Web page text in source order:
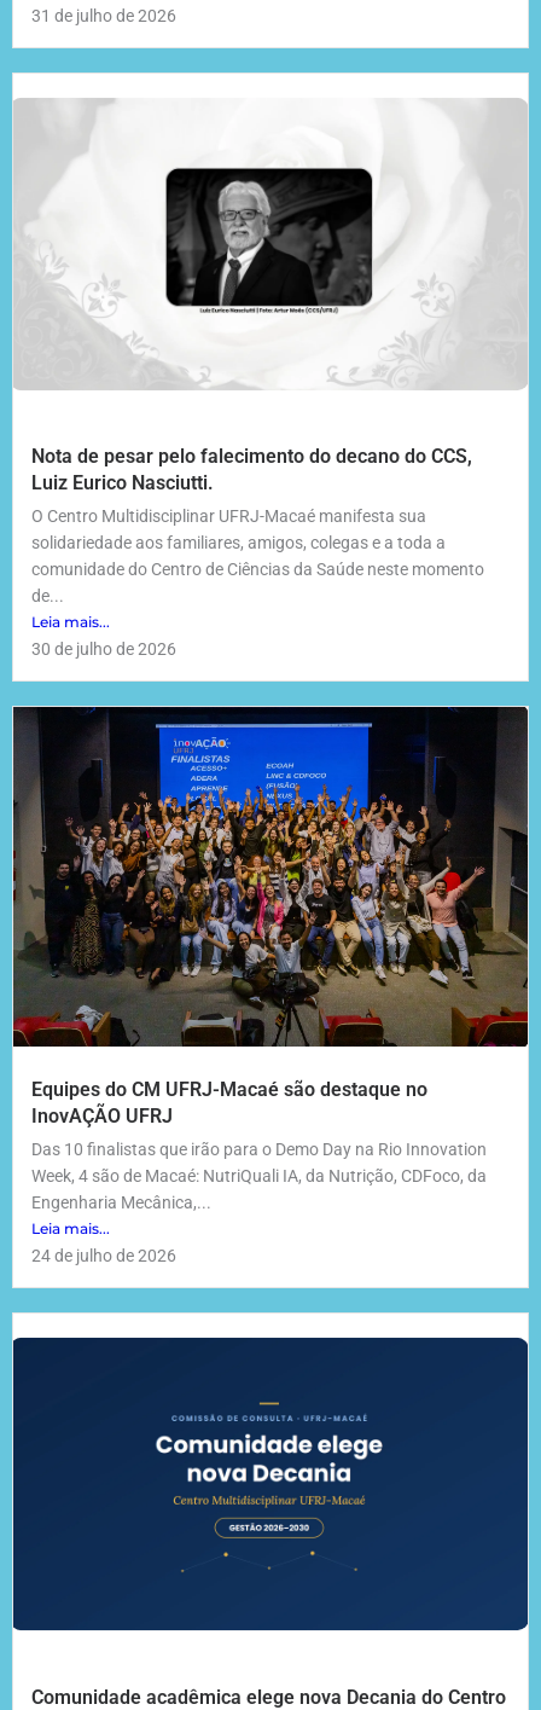
31 de julho de 2026
Nota de pesar pelo falecimento do decano do CCS,
Luiz Eurico Nasciutti.
O Centro Multidisciplinar UFRJ-Macaé manifesta sua
solidariedade aos familiares, amigos, colegas e a toda a
comunidade do Centro de Ciências da Saúde neste momento
de...
Leia mais...
30 de julho de 2026
Equipes do CM UFRJ-Macaé são destaque no
InovAÇÃO UFRJ
Das 10 finalistas que irão para o Demo Day na Rio Innovation
Week, 4 são de Macaé: NutriQuali IA, da Nutrição, CDFoco, da
Engenharia Mecânica,...
Leia mais...
24 de julho de 2026
Comunidade acadêmica elege nova Decania do Centro